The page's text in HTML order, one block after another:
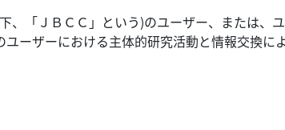
、「ＪＢＣＣ」という)のユーザー、または、
ーザーにおける主体的研究活動と情報交換に